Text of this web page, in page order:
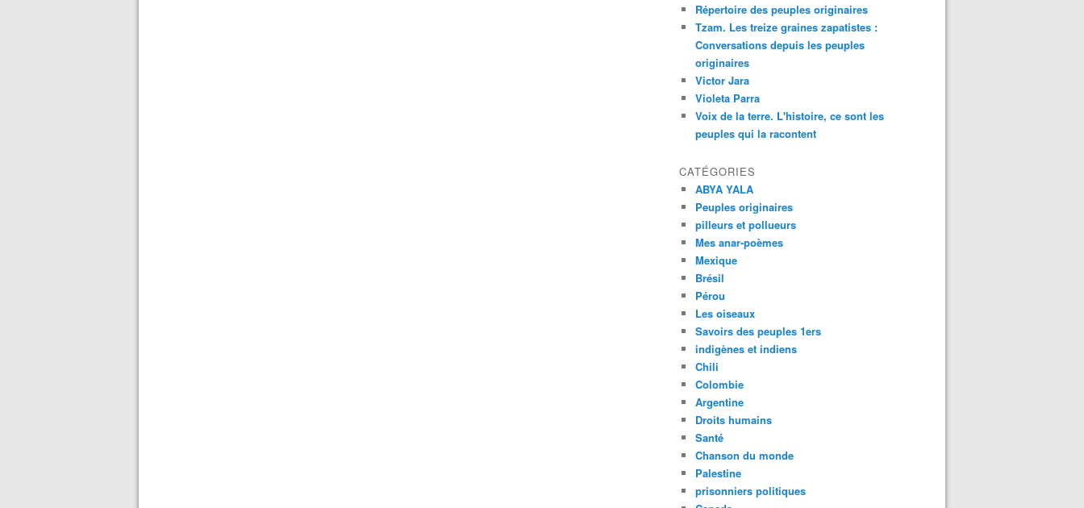
Répertoire des peuples originaires
Tzam. Les treize graines zapatistes :
Conversations depuis les peuples
originaires
Victor Jara
Violeta Parra
Voix de la terre. L'histoire, ce sont les
peuples qui la racontent
CATÉGORIES
ABYA YALA
Peuples originaires
pilleurs et pollueurs
Mes anar-poèmes
Mexique
Brésil
Pérou
Les oiseaux
Savoirs des peuples 1ers
indigènes et indiens
Chili
Colombie
Argentine
Droits humains
Santé
Chanson du monde
Palestine
prisonniers politiques